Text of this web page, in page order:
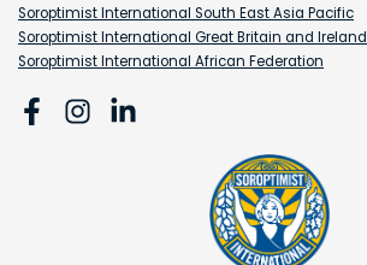
Soroptimist International South East Asia Pacific
Soroptimist International Great Britain and Ireland
Soroptimist International African Federation